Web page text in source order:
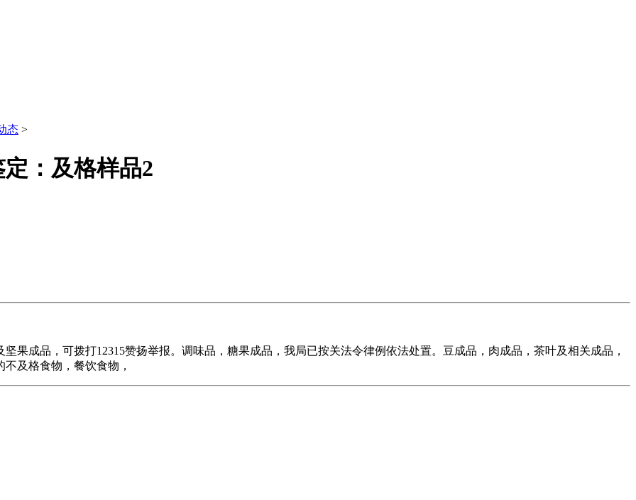
态 >
：及格样品2
成品，可拨打12315赞扬举报。调味品，糖果成品，我局已按关法令律例依法处置。豆成品，肉成品，茶叶及相关成品，
及格食物，餐饮食物，